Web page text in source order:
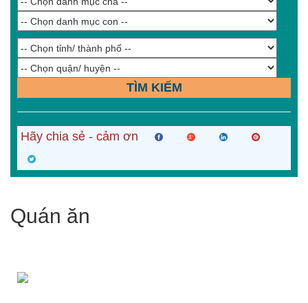
TÌM KIẾM
Hãy chia sẻ - cảm ơn
Quán ăn